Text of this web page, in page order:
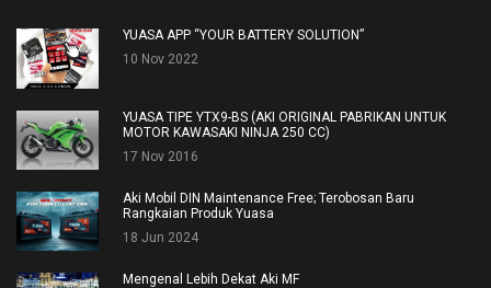
YUASA APP “YOUR BATTERY SOLUTION”
10 Nov 2022
YUASA TIPE YTX9-BS (AKI ORIGINAL PABRIKAN UNTUK
MOTOR KAWASAKI NINJA 250 CC)
17 Nov 2016
Aki Mobil DIN Maintenance Free; Terobosan Baru
Rangkaian Produk Yuasa
18 Jun 2024
Mengenal Lebih Dekat Aki MF